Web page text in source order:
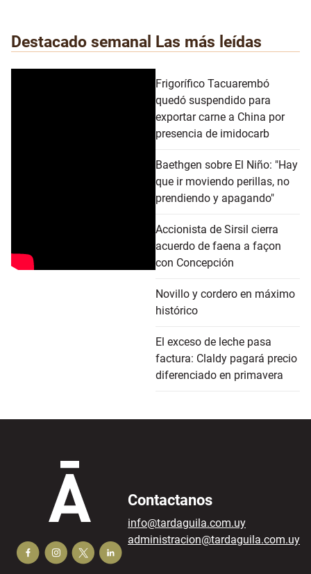
Destacado semanal Las más leídas
Frigorífico Tacuarembó
quedó suspendido para
exportar carne a China por
presencia de imidocarb
Baethgen sobre El Niño: "Hay
que ir moviendo perillas, no
prendiendo y apagando"
Accionista de Sirsil cierra
acuerdo de faena a façon
con Concepción
Novillo y cordero en máximo
histórico
El exceso de leche pasa
factura: Claldy pagará precio
diferenciado en primavera
Contactanos
info@tardaguila.com.uy
administracion@tardaguila.com.uy